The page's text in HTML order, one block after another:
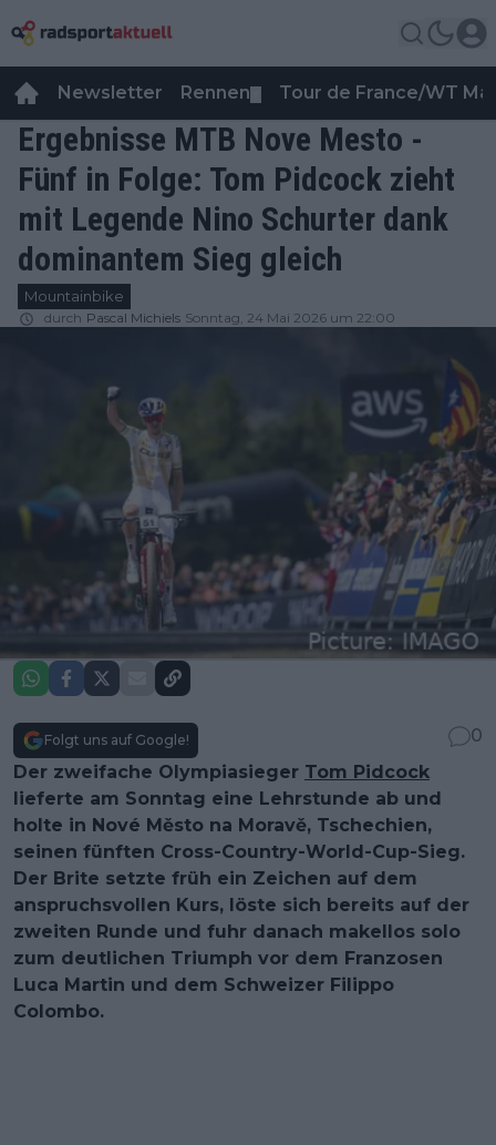
Newsletter Rennen Tour de France/WT
Ergebnisse MTB Nove Mesto -
Fünf in Folge: Tom Pidcock zieht
mit Legende Nino Schurter dank
dominantem Sieg gleich
Mountainbike
durch Pascal Michiels Sonntag, 24 Mai 2026 um 22:00
Folgt uns auf Google!
0
Der zweifache Olympiasieger Tom Pidcock
lieferte am Sonntag eine Lehrstunde ab und
holte in Nové Město na Moravě, Tschechien,
seinen fünften Cross-Country-World-Cup-Sieg.
Der Brite setzte früh ein Zeichen auf dem
anspruchsvollen Kurs, löste sich bereits auf der
zweiten Runde und fuhr danach makellos solo
zum deutlichen Triumph vor dem Franzosen
Luca Martin und dem Schweizer Filippo
Colombo.